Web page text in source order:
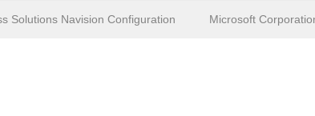
Solutions Navision Configuration Microsoft